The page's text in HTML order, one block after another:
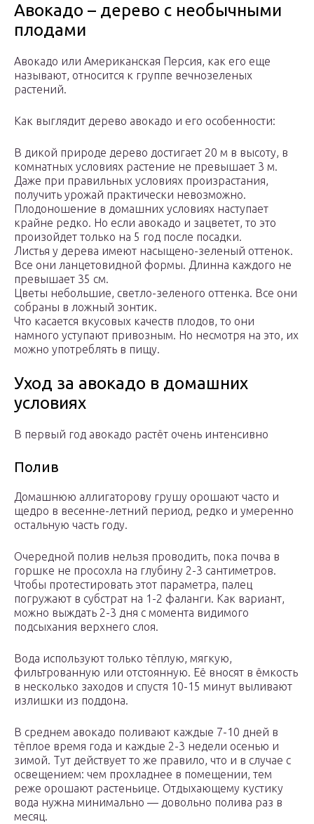
Авокадо – дерево с необычными
плодами
Авокадо или Американская Персия, как его еще
называют, относится к группе вечнозеленых
растений.
Как выглядит дерево авокадо и его особенности:
В дикой природе дерево достигает 20 м в высоту, в
комнатных условиях растение не превышает 3 м.
Даже при правильных условиях произрастания,
получить урожай практически невозможно.
Плодоношение в домашних условиях наступает
крайне редко. Но если авокадо и зацветет, то это
произойдет только на 5 год после посадки.
Листья у дерева имеют насыщено-зеленый оттенок.
Все они ланцетовидной формы. Длинна каждого не
превышает 35 см.
Цветы небольшие, светло-зеленого оттенка. Все они
собраны в ложный зонтик.
Что касается вкусовых качеств плодов, то они
намного уступают привозным. Но несмотря на это, их
можно употреблять в пищу.
Уход за авокадо в домашних
условиях
В первый год авокадо растёт очень интенсивно
Полив
Домашнюю аллигаторову грушу орошают часто и
щедро в весенне-летний период, редко и умеренно
остальную часть году.
Очередной полив нельзя проводить, пока почва в
горшке не просохла на глубину 2-3 сантиметров.
Чтобы протестировать этот параметра, палец
погружают в субстрат на 1-2 фаланги. Как вариант,
можно выждать 2-3 дня с момента видимого
подсыхания верхнего слоя.
Вода используют только тёплую, мягкую,
фильтрованную или отстоянную. Её вносят в ёмкость
в несколько заходов и спустя 10-15 минут выливают
излишки из поддона.
В среднем авокадо поливают каждые 7-10 дней в
тёплое время года и каждые 2-3 недели осенью и
зимой. Тут действует то же правило, что и в случае с
освещением: чем прохладнее в помещении, тем
реже орошают растеньице. Отдыхающему кустику
вода нужна минимально — довольно полива раз в
месяц.